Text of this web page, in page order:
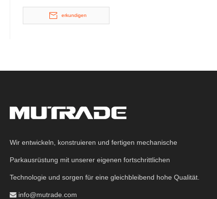
erkundigen
Wir entwickeln, konstruieren und fertigen mechanische
Parkausrüstung mit unserer eigenen fortschrittlichen
Technologie und sorgen für eine gleichbleibend hohe Qualität.
 info@mutrade.com